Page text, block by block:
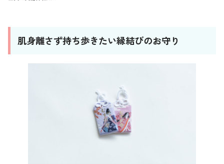
肌身離さず持ち歩きたい縁結びのお守り